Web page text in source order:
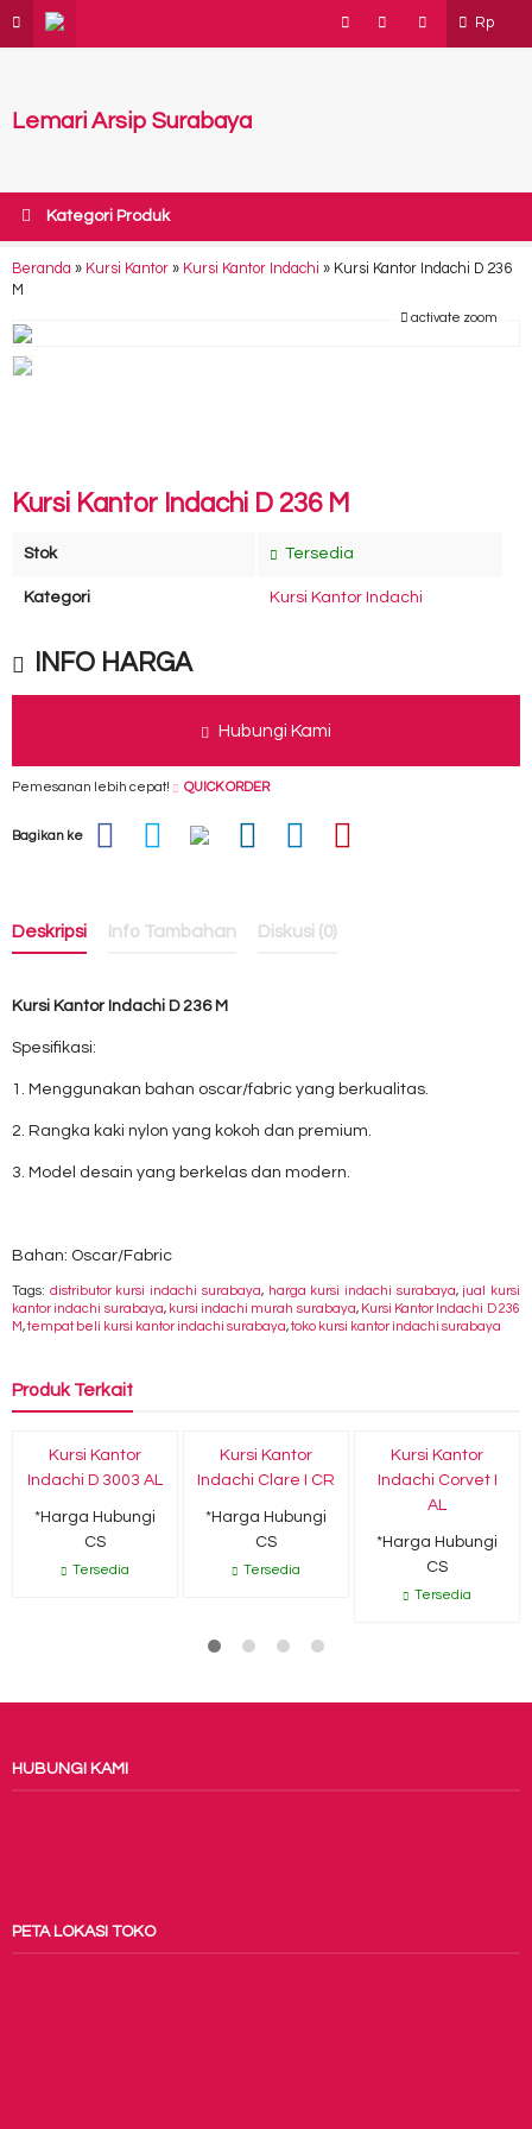
Rp
Lemari Arsip Surabaya
Kategori Produk
Beranda » Kursi Kantor » Kursi Kantor Indachi » Kursi Kantor Indachi D 236
M
activate zoom
Kursi Kantor Indachi D 236 M
Stok Tersedia
Kategori Kursi Kantor Indachi
INFO HARGA
Hubungi Kami
Pemesanan lebih cepat! QUICK ORDER
Bagikan ke
Deskripsi Info Tambahan Diskusi (0)
Kursi Kantor Indachi D 236 M
Spesifikasi:
1. Menggunakan bahan oscar/fabric yang berkualitas.
2. Rangka kaki nylon yang kokoh dan premium.
3. Model desain yang berkelas dan modern.
Bahan: Oscar/Fabric
Tags: distributor kursi indachi surabaya, harga kursi indachi surabaya, jual kursi
kantor indachi surabaya, kursi indachi murah surabaya, Kursi Kantor Indachi D 236
M,tempat beli kursi kantor indachi surabaya,toko kursi kantor indachi surabaya
Produk Terkait
Kursi Kantor
Indachi D 3003 AL
*Harga Hubungi
CS
Tersedia
Kursi Kantor
Indachi Clare I CR
*Harga Hubungi
CS
Tersedia
Kursi Kantor
Indachi Corvet I
AL
*Harga Hubungi
CS
Tersedia
HUBUNGI KAMI
PETA LOKASI TOKO